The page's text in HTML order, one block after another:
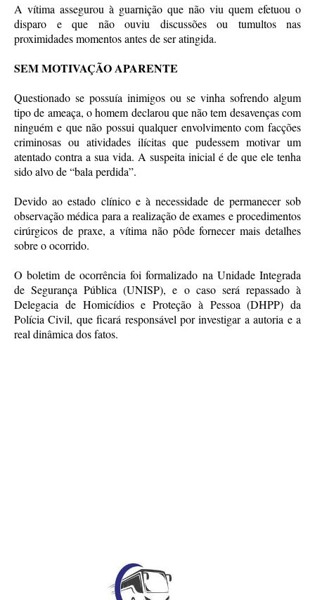
A vítima assegurou à guarnição que não viu quem efetuou o
disparo e que não ouviu discussões ou tumultos nas
proximidades momentos antes de ser atingida.
SEM MOTIVAÇÃO APARENTE
Questionado se possuía inimigos ou se vinha sofrendo algum
tipo de ameaça, o homem declarou que não tem desavenças com
ninguém e que não possui qualquer envolvimento com facções
criminosas ou atividades ilícitas que pudessem motivar um
atentado contra a sua vida. A suspeita inicial é de que ele tenha
sido alvo de “bala perdida”.
Devido ao estado clínico e à necessidade de permanecer sob
observação médica para a realização de exames e procedimentos
cirúrgicos de praxe, a vítima não pôde fornecer mais detalhes
sobre o ocorrido.
O boletim de ocorrência foi formalizado na Unidade Integrada
de Segurança Pública (UNISP), e o caso será repassado à
Delegacia de Homicídios e Proteção à Pessoa (DHPP) da
Polícia Civil, que ficará responsável por investigar a autoria e a
real dinâmica dos fatos.